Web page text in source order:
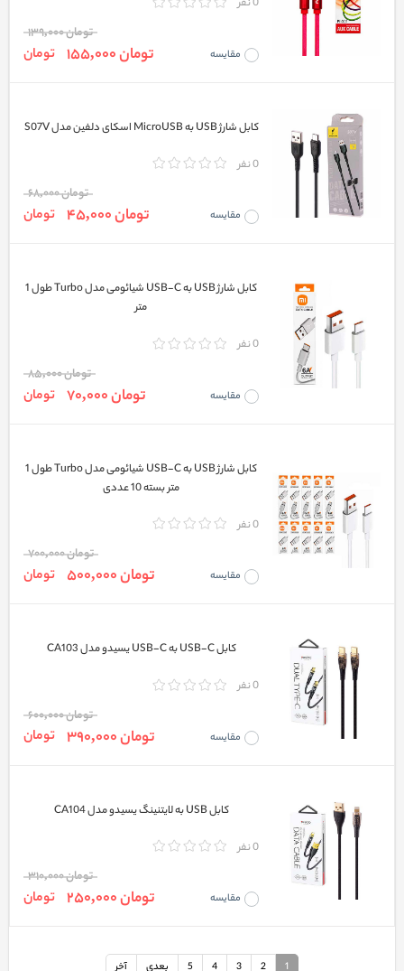
0 نفر
مقایسه
تومان 139,000
تومان 155,000 تومان
کابل شارژ USB به MicroUSB اسکای دلفین مدل S07V
0 نفر
مقایسه
تومان 68,000
تومان 45,000 تومان
کابل شارژ USB به USB-C شیائومی مدل Turbo طول 1
متر
0 نفر
مقایسه
تومان 85,000
تومان 70,000 تومان
کابل شارژ USB به USB-C شیائومی مدل Turbo طول 1
متر بسته 10 عددی
0 نفر
مقایسه
تومان 700,000
تومان 500,000 تومان
کابل USB-C به USB-C یسیدو مدل CA103
0 نفر
مقایسه
تومان 600,000
تومان 390,000 تومان
کابل USB به لایتنینگ یسیدو مدل CA104
0 نفر
مقایسه
تومان 310,000
تومان 250,000 تومان
1
2
3
4
5 بعدی آخر